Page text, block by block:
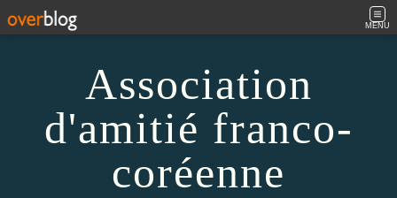
MENU
Association
d'amitié franco-
coréenne